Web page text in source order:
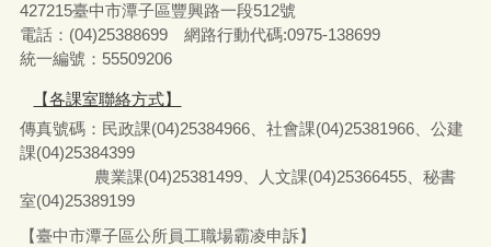
427215臺中市潭子區豐興路一段512號
電話：(04)25388699 網路行動代碼:0975-138699
統一編號：55509206
【各課室聯絡方式】
傳真號碼：民政課(04)25384966、社會課(04)25381966、公建
課(04)25384399
農業課(04)25381499、人文課(04)25366455、秘書
室(04)25389199
【臺中市潭子區公所員工職場霸凌申訴】